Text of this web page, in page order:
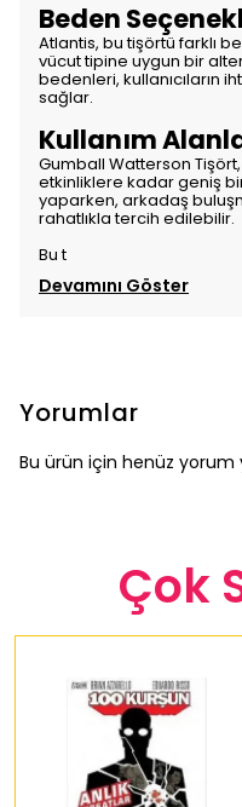
Beden
Atlantis, bu tişörtü farklı
vücut tipine uygun bir
bedenleri, kullanıcıların
sağlar.
Kullanım
Gumball Watterson
etkinliklere kadar geniş
yaparken, arkadaş
rahatlıkla tercih edilebilir.
Bu t
Devamını Göster
Yorumlar
Bu ürün için henüz yorum
Çok